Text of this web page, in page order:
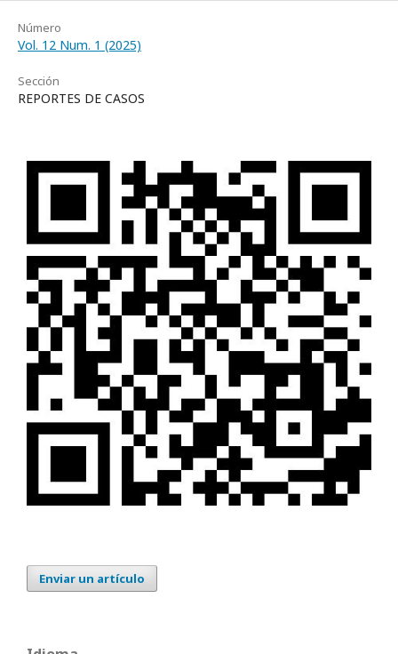
Número
Vol. 12 Num. 1 (2025)
Sección
REPORTES DE CASOS
Enviar un artículo